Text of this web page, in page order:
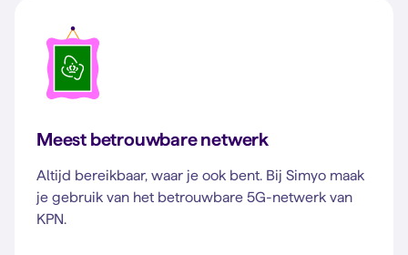
Meest betrouwbare netwerk
Altijd bereikbaar, waar je ook bent. Bij Simyo maak
je gebruik van het betrouwbare 5G-netwerk van
KPN.